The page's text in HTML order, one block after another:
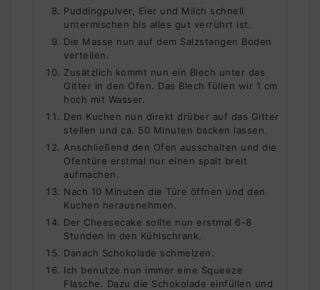
Puddingpulver, Eier und Milch schnell
untermischen bis alles gut verrührt ist.
Die Masse nun auf dem Salzstangen Boden
verteilen.
Zusätzlich kommt nun ein Blech unter das
Gitter in den Ofen. Das Blech füllen wir 1 cm
hoch mit Wasser.
Den Kuchen nun direkt drüber auf das Gitter
stellen und ca. 50 Minuten backen lassen.
Anschließend den Ofen ausschalten und die
Ofentüre erstmal nur einen spalt breit
aufmachen.
Nach 10 Minuten die Türe öffnen und den
Kuchen herausnehmen.
Der Cheesecake sollte nun erstmal 6-8
Stunden in den Kühlschrank.
Danach Schokolade schmelzen.
Ich benutze nun immer eine Squeeze
Flasche. Dazu die Schokolade einfüllen und